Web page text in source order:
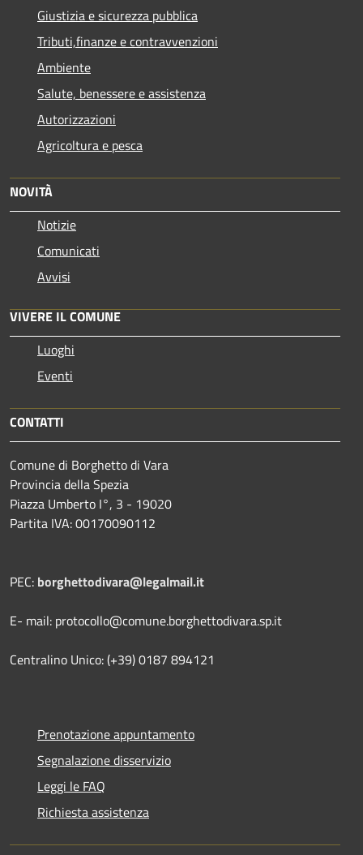
Giustizia e sicurezza pubblica
Tributi,finanze e contravvenzioni
Ambiente
Salute, benessere e assistenza
Autorizzazioni
Agricoltura e pesca
NOVITÀ
Notizie
Comunicati
Avvisi
VIVERE IL COMUNE
Luoghi
Eventi
CONTATTI
Comune di Borghetto di Vara
Provincia della Spezia
Piazza Umberto I°, 3 - 19020
Partita IVA: 00170090112
PEC: borghettodivara@legalmail.it
E- mail: protocollo@comune.borghettodivara.sp.it
Centralino Unico: (+39) 0187 894121
Prenotazione appuntamento
Segnalazione disservizio
Leggi le FAQ
Richiesta assistenza